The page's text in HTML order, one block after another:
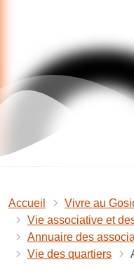
Accueil
Vivre au
Vie associative et
Annuaire des
Vie des quartiers